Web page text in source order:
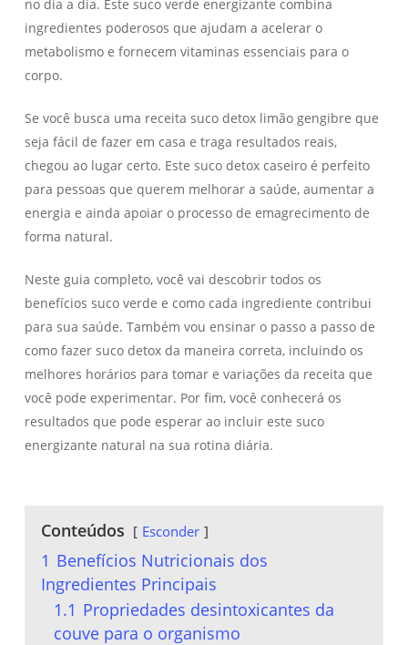
no dia a dia. Este suco verde energizante combina
ingredientes poderosos que ajudam a acelerar o
metabolismo e fornecem vitaminas essenciais para o
corpo.
Se você busca uma receita suco detox limão gengibre que
seja fácil de fazer em casa e traga resultados reais,
chegou ao lugar certo. Este suco detox caseiro é perfeito
para pessoas que querem melhorar a saúde, aumentar a
energia e ainda apoiar o processo de emagrecimento de
forma natural.
Neste guia completo, você vai descobrir todos os
benefícios suco verde e como cada ingrediente contribui
para sua saúde. Também vou ensinar o passo a passo de
como fazer suco detox da maneira correta, incluindo os
melhores horários para tomar e variações da receita que
você pode experimentar. Por fim, você conhecerá os
resultados que pode esperar ao incluir este suco
energizante natural na sua rotina diária.
Conteúdos Esconder
1 Benefícios Nutricionais dos
Ingredientes Principais
1.1 Propriedades desintoxicantes da
couve para o organismo